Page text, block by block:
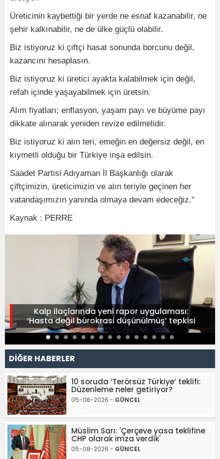
Üreticinin kaybettiği bir yerde ne esnaf kazanabilir, ne
şehir kalkınabilir, ne de ülke güçlü olabilir.
Biz istiyoruz ki çiftçi hasat sonunda borcunu değil,
kazancını hesaplasın.
Biz istiyoruz ki üretici ayakta kalabilmek için değil,
refah içinde yaşayabilmek için üretsin.
Alım fiyatları; enflasyon, yaşam payı ve büyüme payı
dikkate alınarak yeniden revize edilmelidir.
Biz istiyoruz ki alın teri, emeğin en değersiz değil, en
kıymetli olduğu bir Türkiye inşa edilsin.
Saadet Partisi Adıyaman İl Başkanlığı olarak
çiftçimizin, üreticimizin ve alın teriyle geçinen her
vatandaşımızın yanında olmaya devam edeceğiz."
Kaynak : PERRE
Kalp ilaçlarında yeni rapor uygulaması:
‘Hasta değil bürokrasi düşünülmüş’ tepkisi
DİĞER HABERLER
10 soruda ‘Terörsüz Türkiye’ teklifi:
Düzenleme neler getiriyor?
05-08-2026 - GÜNCEL
Müslim Sarı: 'Çerçeve yasa teklifine
CHP olarak imza verdik'
05-08-2026 - GÜNCEL